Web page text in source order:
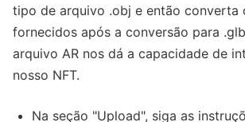
tipo de arquivo .obj e então converta
fornecidos após a conversão para .glb
arquivo AR nos dá a capacidade de
nosso NFT.
Na seção "Upload", siga as